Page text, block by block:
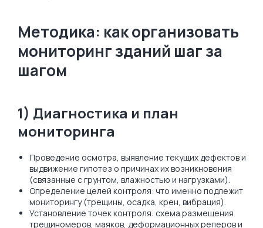
Методика: как организовать
мониторинг зданий шаг за
шагом
1) Диагностика и план
мониторинга
Проведение осмотра, выявление текущих дефектов и
выдвижение гипотез о причинах их возникновения
(связанные с грунтом, влажностью и нагрузками).
Определение целей контроля: что именно подлежит
мониторингу (трещины, осадка, крен, вибрация).
Установление точек контроля: схема размещения
трещиномеров, маяков, деформационных реперов и